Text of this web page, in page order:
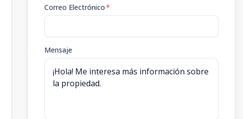
Correo Electrónico*
Mensaje